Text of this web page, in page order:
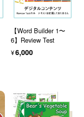
【Word Builder 1〜
6】Review Test
¥6,000